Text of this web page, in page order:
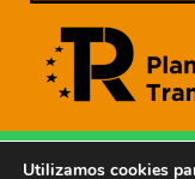
©
Utilizamos cookies